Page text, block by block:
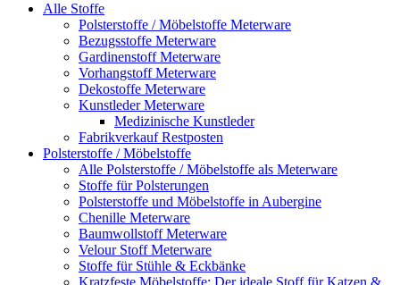
Alle Stoffe
Polsterstoffe / Möbelstoffe Meterware
Bezugsstoffe Meterware
Gardinenstoff Meterware
Vorhangstoff Meterware
Dekostoffe Meterware
Kunstleder Meterware
Medizinische Kunstleder
Fabrikverkauf Restposten
Polsterstoffe / Möbelstoffe
Alle Polsterstoffe / Möbelstoffe als Meterware
Stoffe für Polsterungen
Polsterstoffe und Möbelstoffe in Aubergine
Chenille Meterware
Baumwollstoff Meterware
Velour Stoff Meterware
Stoffe für Stühle & Eckbänke
Kratzfeste Möbelstoffe: Der ideale Stoff für Katzen &